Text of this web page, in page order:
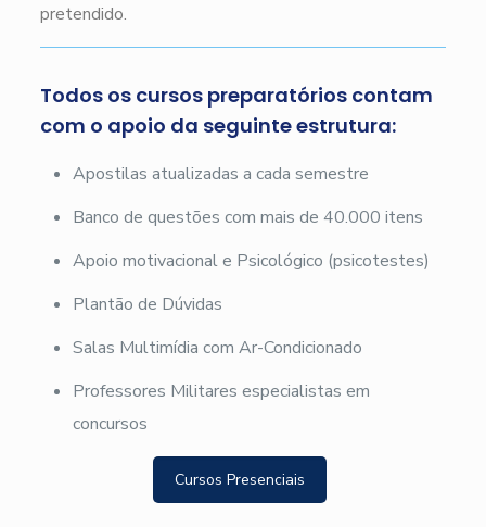
pretendido.
Todos os cursos preparatórios contam
com o apoio da seguinte estrutura:
Apostilas atualizadas a cada semestre
Banco de questões com mais de 40.000 itens
Apoio motivacional e Psicológico (psicotestes)
Plantão de Dúvidas
Salas Multimídia com Ar-Condicionado
Professores Militares especialistas em
concursos
Cursos Presenciais